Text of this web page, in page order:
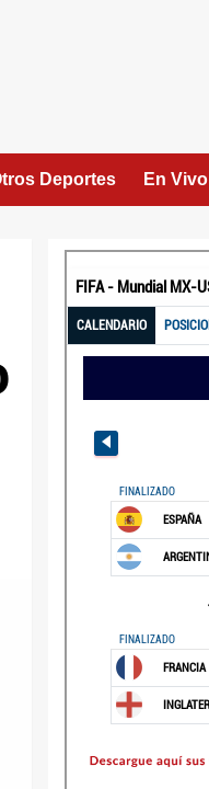
Deportes En Vivo